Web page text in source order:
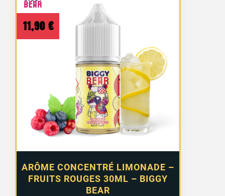
ARÔME CONCENTRÉ LIMONADE –
FRUITS ROUGES 30ML – BIGGY
BEAR
11,90 €